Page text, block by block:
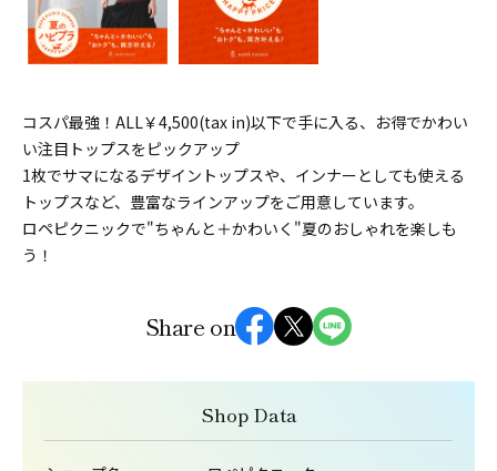
コスパ最強！ALL￥4,500(tax in)以下で手に入る、お得でかわい
い注目トップスをピックアップ
1枚でサマになるデザイントップスや、インナーとしても使える
トップスなど、豊富なラインアップをご用意しています。
ロペピクニックで"ちゃんと＋かわいく"夏のおしゃれを楽しも
う！
Share on
Shop Data